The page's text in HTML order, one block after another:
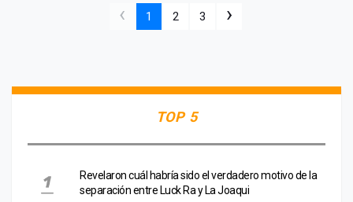
‹ 1 2 3 ›
TOP 5
Revelaron cuál habría sido el verdadero motivo de la
separación entre Luck Ra y La Joaqui